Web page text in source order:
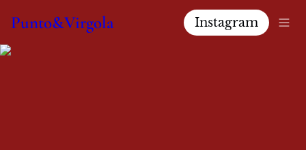
Punto&Virgola Instagram